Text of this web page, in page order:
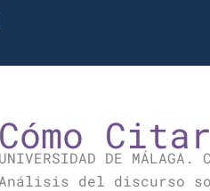
Cómo Citar
UNIVERSIDAD DE MÁLAGA.
Análisis del discurso